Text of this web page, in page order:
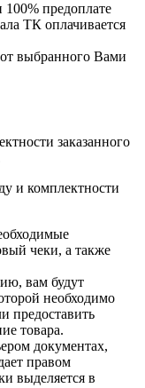
100% предоплате
ТК оплачивается
выбранного Вами
заказанного
и комплектности
чеки, а также
вам будут
необходимо
предоставить
товара.
документах,
правом
выделяется в